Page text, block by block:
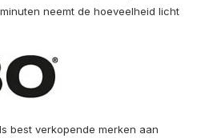
neemt de hoeveelheid licht
best verkopende merken aan